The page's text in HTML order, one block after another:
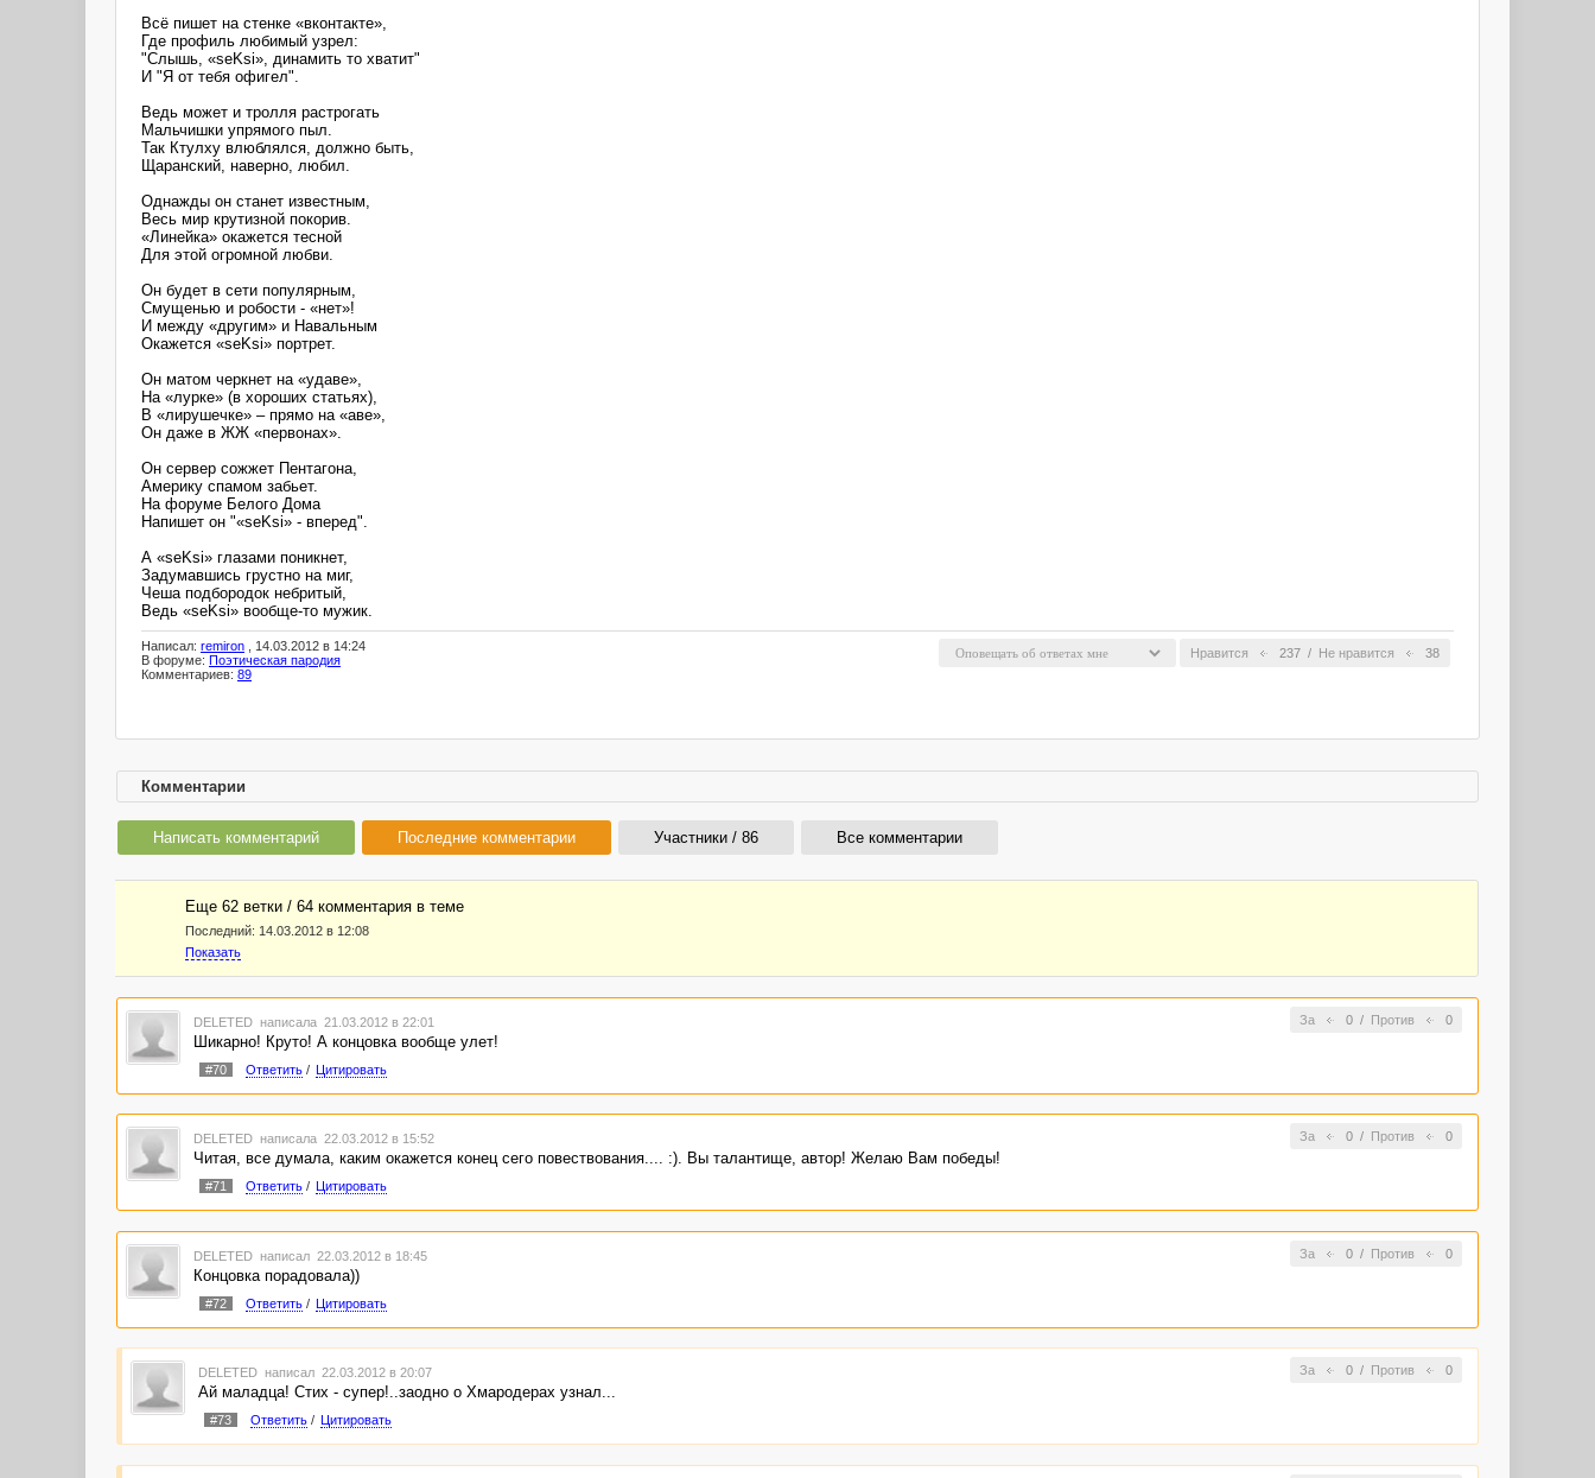
Всё пишет на стенке «вконтакте»,
Где профиль любимый узрел:
"Слышь, «seKsi», динамить то хватит"
И "Я от тебя офигел".
Ведь может и тролля растрогать
Мальчишки упрямого пыл.
Так Ктулху влюблялся, должно быть,
Щаранский, наверно, любил.
Однажды он станет известным,
Весь мир крутизной покорив.
«Линейка» окажется тесной
Для этой огромной любви.
Он будет в сети популярным,
Смущенью и робости - «нет»!
И между «другим» и Навальным
Окажется «seKsi» портрет.
Он матом черкнет на «удаве»,
На «лурке» (в хороших статьях),
В «лирушечке» – прямо на «аве»,
Он даже в ЖЖ «первонах».
Он сервер сожжет Пентагона,
Америку спамом забьет.
На форуме Белого Дома
Напишет он "«seKsi» - вперед".
А «seKsi» глазами поникнет,
Задумавшись грустно на миг,
Чеша подбородок небритый,
Ведь «seKsi» вообще-то мужик.
Нравится 237 / Не нравится 38
Написал: remiron , 14.03.2012 в 14:24
В форуме: Поэтическая пародия
Комментариев: 89
Комментарии
Написать комментарий Последние комментарии Участники / 86 Все комментарии
Еще 62 ветки / 64 комментария в темe
Последний: 14.03.2012 в 12:08
Показать
За 0/ Против 0
DELETED написала 21.03.2012 в 22:01
Шикарно! Круто! А концовка вообще улет!
#70 Ответить/ Цитировать
За 0/ Против 0
DELETED написала 22.03.2012 в 15:52
Читая, все думала, каким окажется конец сего повествования.... :). Вы талантище, автор! Желаю Вам победы!
#71 Ответить/ Цитировать
За 0/ Против 0
DELETED написал 22.03.2012 в 18:45
Концовка порадовала))
#72 Ответить/ Цитировать
За 0/ Против 0
DELETED написал 22.03.2012 в 20:07
Ай маладца! Стих - супер!..заодно о Хмародерах узнал...
#73 Ответить/ Цитировать